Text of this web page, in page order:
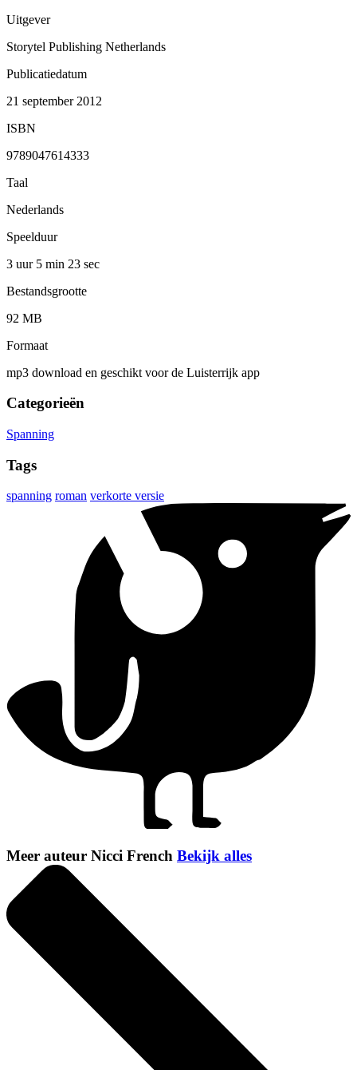
Uitgever
Storytel Publishing Netherlands
Publicatiedatum
21 september 2012
ISBN
9789047614333
Taal
Nederlands
Speelduur
3 uur 5 min 23 sec
Bestandsgrootte
92 MB
Formaat
mp3 download en geschikt voor de Luisterrijk app
Categorieën
Spanning
Tags
spanning roman verkorte versie
Meer auteur Nicci French Bekijk alles